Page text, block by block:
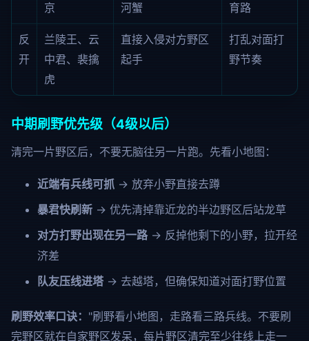
京
河蟹
育路
反
开
兰陵王、云
中君、裴擒
虎
直接入侵对方野区
起手
打乱对面打
野节奏
中期刷野优先级（4级以后）
清完一片野区后，不要无脑往另一片跑。先看小地图：
近端有兵线可抓→ 放弃小野直接去蹲
暴君快刷新→ 优先清掉靠近龙的半边野区后站龙草
对方打野出现在另一路→ 反掉他剩下的小野，拉开经
济差
队友压线进塔→ 去越塔，但确保知道对面打野位置
刷野效率口诀： "刷野看小地图，走路看三路兵线。不要刷
完野区就在自家野区发呆，每片野区清完至少往线上走一